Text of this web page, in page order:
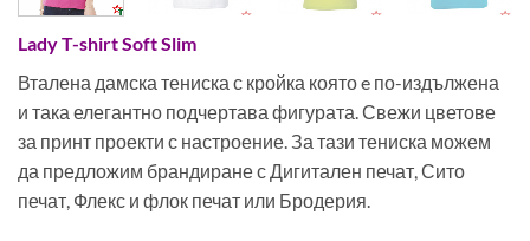
Lady T-shirt Soft Slim
Вталена дамска тениска с кройка която e по-издължена
и така елегантно подчертава фигурата. Свежи цветове
за принт проекти с настроение. За тази тениска можем
да предложим брандиране с Дигитален печат, Сито
печат, Флекс и флок печат или Бродерия.